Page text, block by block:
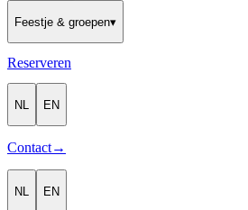
Feestje & groepen▾
Reserveren
NL EN
Contact→
NL EN